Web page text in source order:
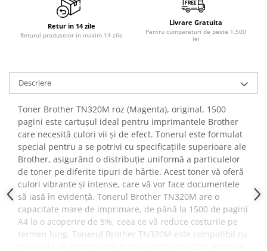
Retur in 14 zile
Returul produselor in maxim 14 zile
Livrare Gratuita
Pentru cumparaturi de peste 1.500
lei
Descriere
Toner Brother TN320M roz (Magenta), original, 1500
pagini este cartușul ideal pentru imprimantele Brother
care necesită culori vii și de efect. Tonerul este formulat
special pentru a se potrivi cu specificațiile superioare ale
Brother, asigurând o distribuție uniformă a particulelor
de toner pe diferite tipuri de hârtie. Acest toner vă oferă
culori vibrante și intense, care vă vor face documentele
să iasă în evidență. Tonerul Brother TN320M are o
capacitate mare de imprimare, de până la 1500 de pagini
A4 la o acoperire de 5%, ceea ce vă reduce costurile pe
termen lung. Tonerul Brother TN320M este compatibil cu